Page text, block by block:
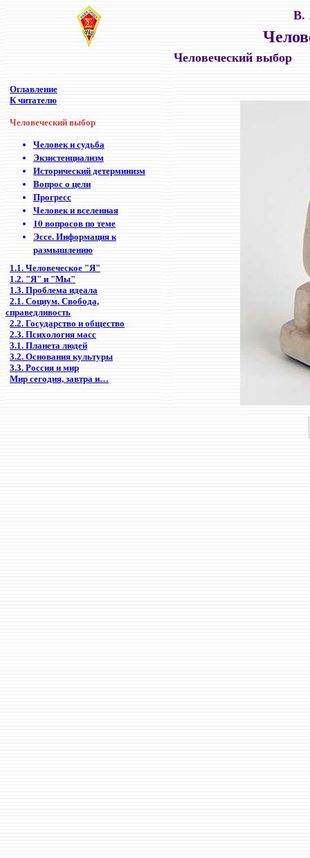
В.
Оглавление
К читателю
Человеческий выбор
Человек и судьба
Экзистенциализм
Исторический детерминизм
Вопрос о цели
Прогресс
Человек и вселенная
10 вопросов по теме
Эссе. Информация к
размышлению
1.1. Человеческое "Я"
1.2. "Я" и "Мы"
1.3. Проблема идеала
2.1. Социум. Свобода,
справедливость
2.2. Государство и общество
2.3. Психология масс
3.1. Планета людей
3.2. Основания культуры
3.3. Россия и мир
Мир сегодня, завтра и…
Человеческий выбор